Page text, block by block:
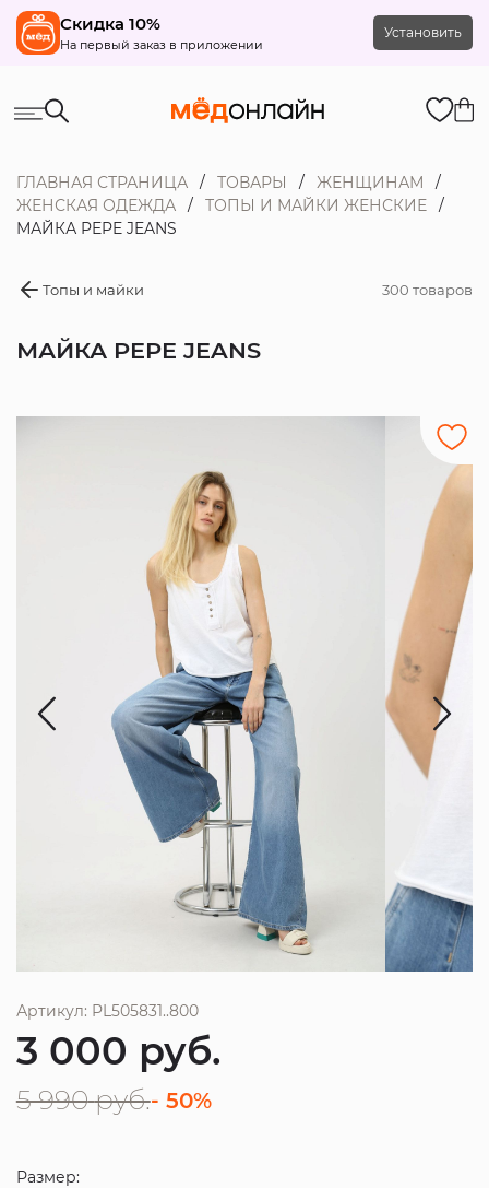
Скидка 10%
На первый заказ в приложении
Установить
ГЛАВНАЯ СТРАНИЦА ТОВАРЫ
ЖЕНЩИНАМ
ЖЕНСКАЯ ОДЕЖДА
ТОПЫ И МАЙКИ ЖЕНСКИЕ
МАЙКА PEPE JEANS
Топы и майки 300 товаров
МАЙКА PEPE JEANS
Артикул: PL505831..800
3 000 руб.
5 990 руб.- 50%
Размер: